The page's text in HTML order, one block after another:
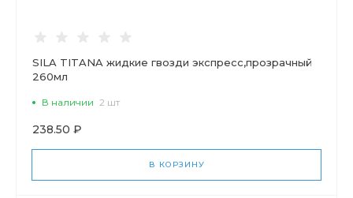
SILA TITANA жидкие гвозди экспресс,прозрачный
260мл
В наличии 2 шт
238.50 ₽
В КОРЗИНУ